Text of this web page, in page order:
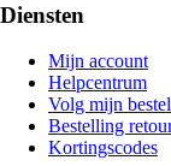
Diensten
Mijn account
Helpcentrum
Volg mijn
Bestelling
Kortingscodes